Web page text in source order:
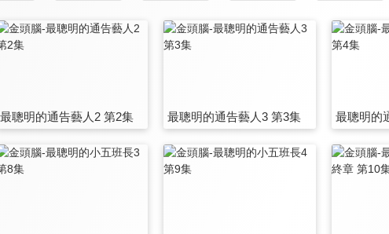
最聰明的通告藝人2 第2集 最聰明的通告藝人3 第3集 最聰明的